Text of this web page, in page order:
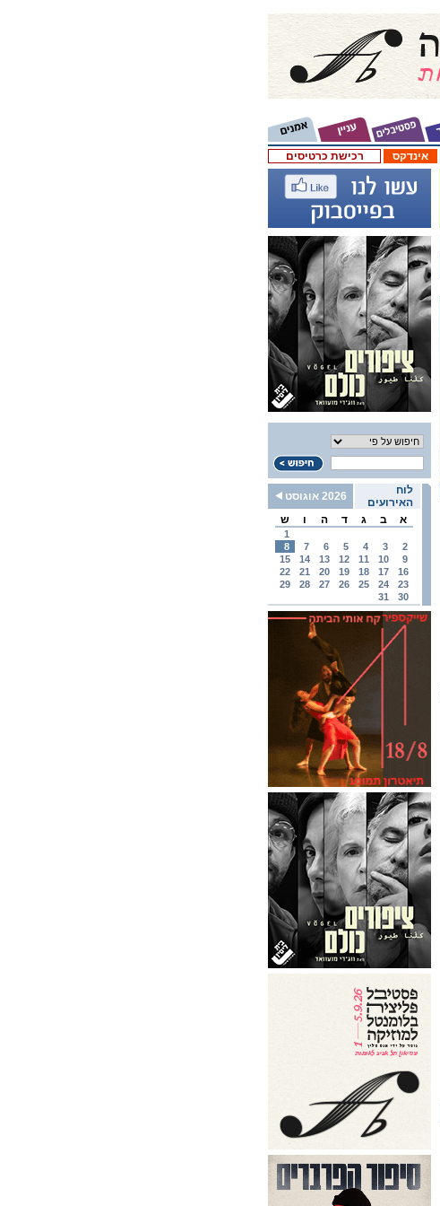
רכישת כרטיסים אינדקס
לוח
האירועים
2026 אוגוסט
א
ב ג ד ה ו ש
1
2
3
4
5
6
7
8
9
10
11
12
13
14
15
16
17
18
19
20
21
22
23
24
25
26
27
28
29
30
31